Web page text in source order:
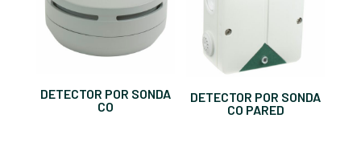
DETECTOR POR SONDA
CO
DETECTOR POR SONDA
CO PARED